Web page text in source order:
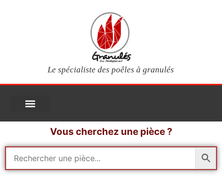
Le spécialiste des poêles à granulés
Vous cherchez une pièce ?